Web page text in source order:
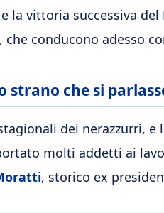
la vittoria successiva del
, che conducono adesso
strano che si
dei nerazzurri,
molti addetti ai
, storico ex